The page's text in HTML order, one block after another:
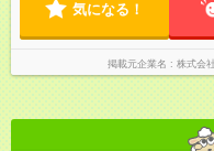
気になる！
掲載元企業名 株式会